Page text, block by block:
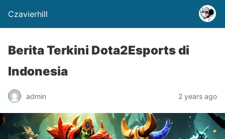
Czavierhill
Berita Terkini Dota2Esports di
Indonesia
admin 2 years ago